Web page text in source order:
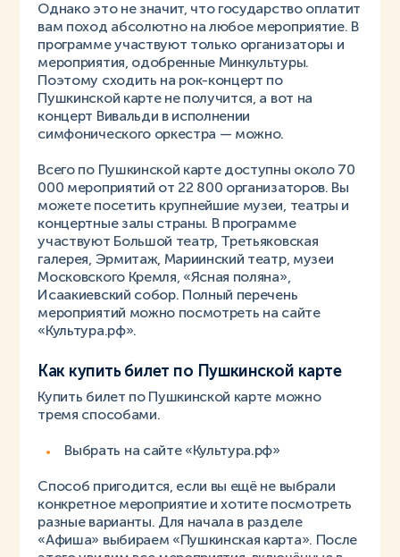
Однако это не значит, что государство оплатит
вам поход абсолютно на любое мероприятие. В
программе участвуют только организаторы и
мероприятия, одобренные Минкультуры.
Поэтому сходить на рок-концерт по
Пушкинской карте не получится, а вот на
концерт Вивальди в исполнении
симфонического оркестра — можно.
Всего по Пушкинской карте доступны около 70
000 мероприятий от 22 800 организаторов. Вы
можете посетить крупнейшие музеи, театры и
концертные залы страны. В программе
участвуют Большой театр, Третьяковская
галерея, Эрмитаж, Мариинский театр, музеи
Московского Кремля, «Ясная поляна»,
Исаакиевский собор. Полный перечень
мероприятий можно посмотреть на сайте
«Культура.рф».
Как купить билет по Пушкинской карте
Купить билет по Пушкинской карте можно
тремя способами.
Выбрать на сайте «Культура.рф»
Способ пригодится, если вы ещё не выбрали
конкретное мероприятие и хотите посмотреть
разные варианты. Для начала в разделе
«Афиша» выбираем «Пушкинская карта». После